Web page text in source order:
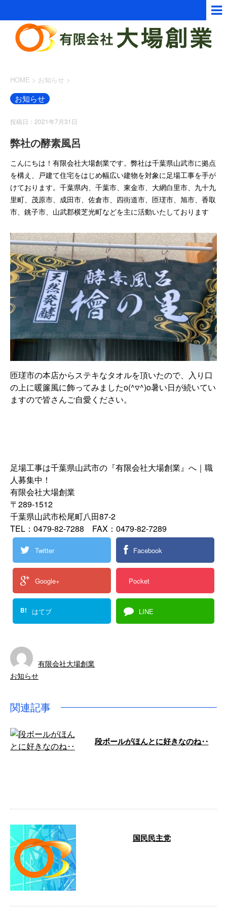
HOME > お知らせ >
お知らせ
投稿日：2021年7月31日
弊社の酵素風呂
こんにちは！有限会社大場創業です。弊社は千葉県山武市に拠点
を構え、戸建て住宅をはじめ幅広い建物を対象に足場工事を手が
けております。千葉県内、千葉市、東金市、大網白里市、九十九
里町、茂原市、成田市、佐倉市、四街道市、匝瑳市、旭市、香取
市、銚子市、山武郡横芝光町などを主に活動いたしております
匝瑳市の本店からステキなタオルを頂いたので、入り口
の上に暖簾風に飾ってみましたo(^▽^)o暑い日が続いてい
ますので皆さんご自愛ください。
足場工事は千葉県山武市の『有限会社大場創業』へ｜職
人募集中！
有限会社大場創業
〒289-1512
千葉県山武市松尾町八田87-2
TEL：0479-82-7288 FAX：0479-82-7289
Twitter Facebook
Google+ Pocket
B! はてブ LINE
有限会社大場創業
お知らせ
関連記事
段ボールがほんとに好きなのね‥
国民民主党